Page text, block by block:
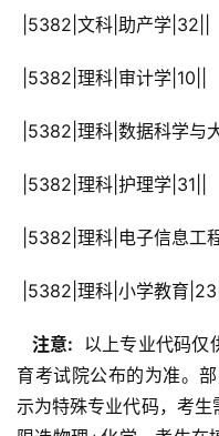
|5382|文科|助产学|32||
|5382|理科|审计学|10||
|5382|理科|数据科学与
|5382|理科|护理学|31||
|5382|理科|电子信息工
|5382|理科|小学教育|23||
  注意:
以上专业代码仅
育考试院公布的为准。
示为特殊专业代码，考